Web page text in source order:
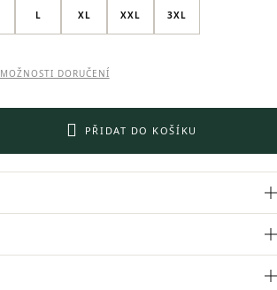
L XL XXL 3XL
MOŽNOSTI DORUČENÍ
PŘIDAT DO KOŠÍKU